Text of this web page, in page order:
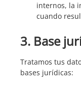
internos, la
cuando
3. Base
Tratamos tus
bases jurídicas: